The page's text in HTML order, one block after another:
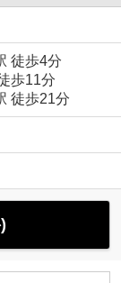
徒歩4分
歩11分
徒歩21分